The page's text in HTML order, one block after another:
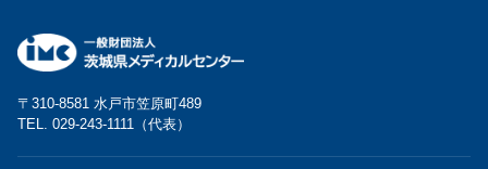
〒310-8581 水戸市笠原町489
TEL. 029-243-1111（代表）